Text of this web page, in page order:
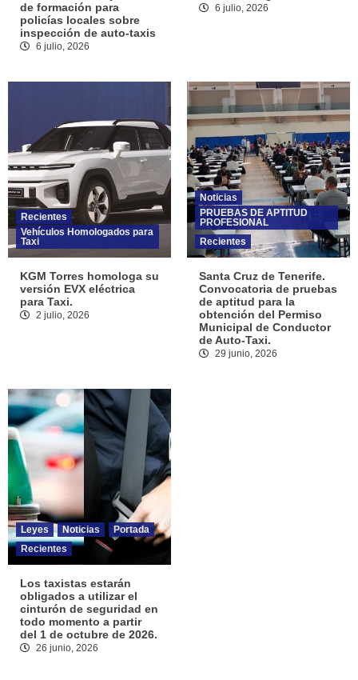
de formación para
policías locales sobre
inspección de auto-taxis
6 julio, 2026
6 julio, 2026
Recientes
Vehículos Homologados para
Taxi
KGM Torres homologa su
versión EVX eléctrica
para Taxi.
2 julio, 2026
Noticias
PRUEBAS DE APTITUD
PROFESIONAL
Recientes
Santa Cruz de Tenerife.
Convocatoria de pruebas
de aptitud para la
obtención del Permiso
Municipal de Conductor
de Auto-Taxi.
29 junio, 2026
Leyes Noticias
Portada
Recientes
Los taxistas estarán
obligados a utilizar el
cinturón de seguridad en
todo momento a partir
del 1 de octubre de 2026.
26 junio, 2026